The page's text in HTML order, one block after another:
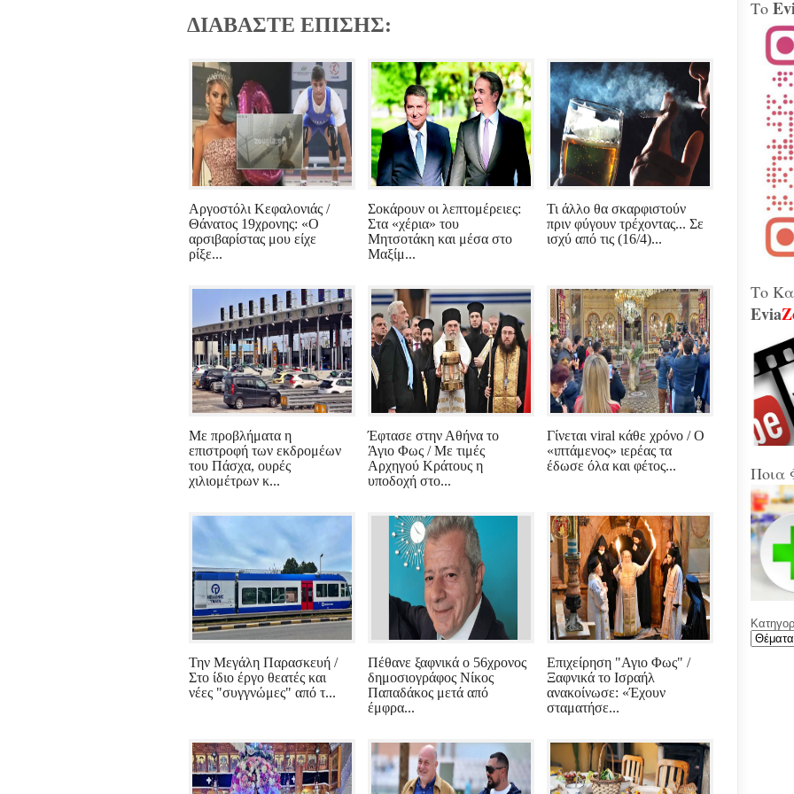
ΔΙΑΒΑΣΤΕ ΕΠΙΣΗΣ:
Αργοστόλι Κεφαλονιάς /
Θάνατος 19χρονης: «Ο
αρσιβαρίστας μου είχε
ρίξε...
Σοκάρουν οι λεπτομέρειες:
Στα «χέρια» του
Μητσοτάκη και μέσα στο
Μαξίμ...
Τι άλλο θα σκαρφιστούν
πριν φύγουν τρέχοντας... Σε
ισχύ από τις (16/4)...
Με προβλήματα η
επιστροφή των εκδρομέων
του Πάσχα, ουρές
χιλιομέτρων κ...
Έφτασε στην Αθήνα το
Άγιο Φως / Με τιμές
Αρχηγού Κράτους η
υποδοχή στο...
Γίνεται viral κάθε χρόνο / Ο
«ιπτάμενος» ιερέας τα
έδωσε όλα και φέτος...
Την Μεγάλη Παρασκευή /
Στο ίδιο έργο θεατές και
νέες "συγγνώμες" από τ...
Πέθανε ξαφνικά ο 56χρονος
δημοσιογράφος Νίκος
Παπαδάκος μετά από
έμφρα...
Επιχείρηση "Αγιο Φως" /
Ξαφνικά το Ισραήλ
ανακοίνωσε: «Έχουν
σταματήσε...
240
Τα
το
Στα
την
Το
Το
Evia
Ποια